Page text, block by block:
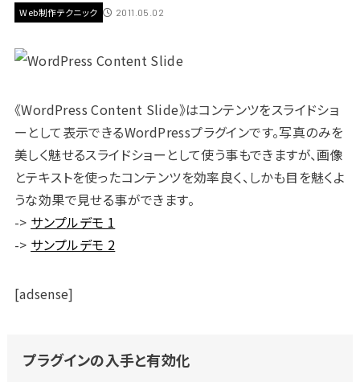
Web制作テクニック 2011.05.02
《WordPress Content Slide》はコンテンツをスライドショ
ーとして表示できるWordPressプラグインです。写真のみを
美しく魅せるスライドショーとして使う事もできますが、画像
とテキストを使ったコンテンツを効率良く、しかも目を魅くよ
うな効果で見せる事ができます。
-> サンプルデモ 1
-> サンプルデモ 2
[adsense]
プラグインの入手と有効化